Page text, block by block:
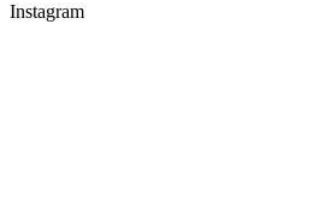
Instagram